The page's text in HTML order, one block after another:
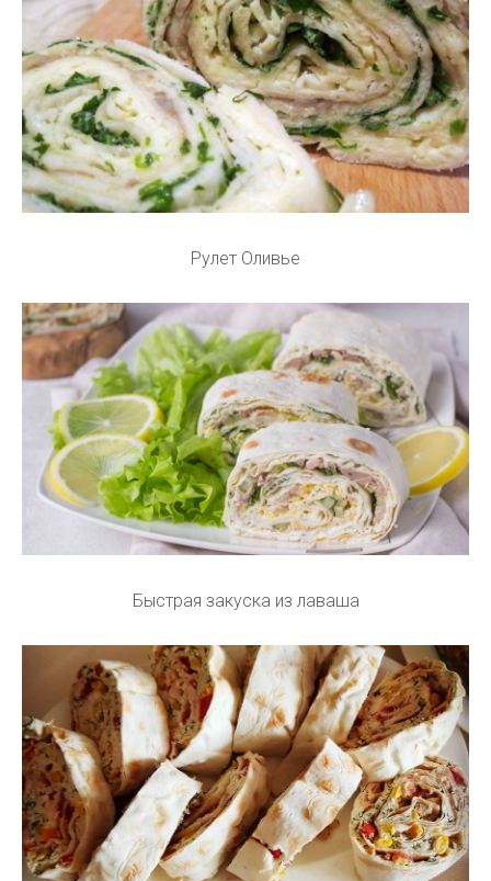
Рулет Оливье
Быстрая закуска из лаваша